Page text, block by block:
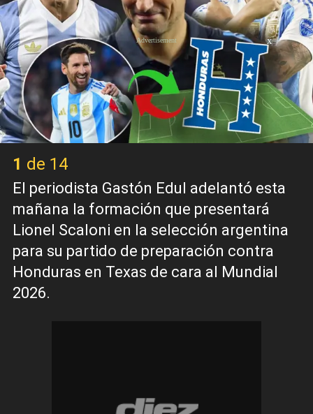
1 de 14
El periodista Gastón Edul adelantó esta
mañana la formación que presentará
Lionel Scaloni en la selección argentina
para su partido de preparación contra
Honduras en Texas de cara al Mundial
2026.
X